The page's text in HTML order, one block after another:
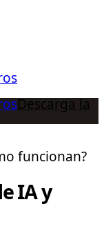
Descarga la
funcionan?
IA y